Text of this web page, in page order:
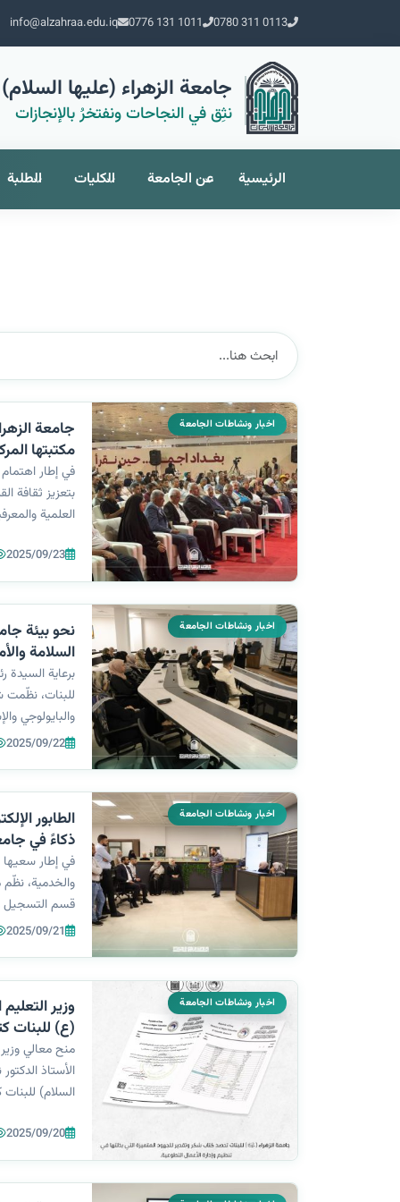
0780 311 0113
0776 131 1011
info@alzahraa.edu.iq
جامعة الزهراء (عليها
نثِق في النجاحات ونفتخرُ بالإنجازات
الرئيسية عن الجامعة الكليات الطلبة
اخبار ونشاطات الجامعة
جامعة
مكتبتها
بغداد
في إطار
بتعزيز ثقافة
العلمية
المحافل
2025/09/23
اخبار ونشاطات الجامعة
نحو بيئة
السلامة
للبنات
برعاية السيدة
للبنات، نظّمت
والبايولوجي
الصحية والطبية
2025/09/22
اخبار ونشاطات الجامعة
الطابور
ذكاءً في
في إطار سعيها
والخدمية، نظّم
قسم التسجيل
الطابور
2025/09/21
اخبار ونشاطات الجامعة
وزير
(ع) للبنات
الأعمال
منح معالي
الأستاذ
السلام)
وإدارة
والكفاءة
2025/09/20